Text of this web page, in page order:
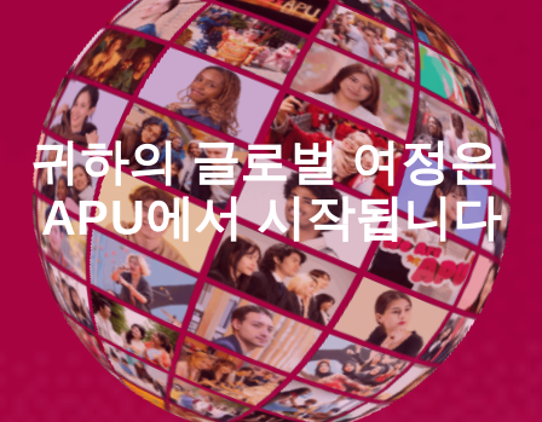
귀하의 글로벌 여정은​ ​
APU에서 시작됩니다